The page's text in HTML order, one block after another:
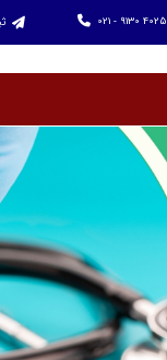
021 - 9130 4025